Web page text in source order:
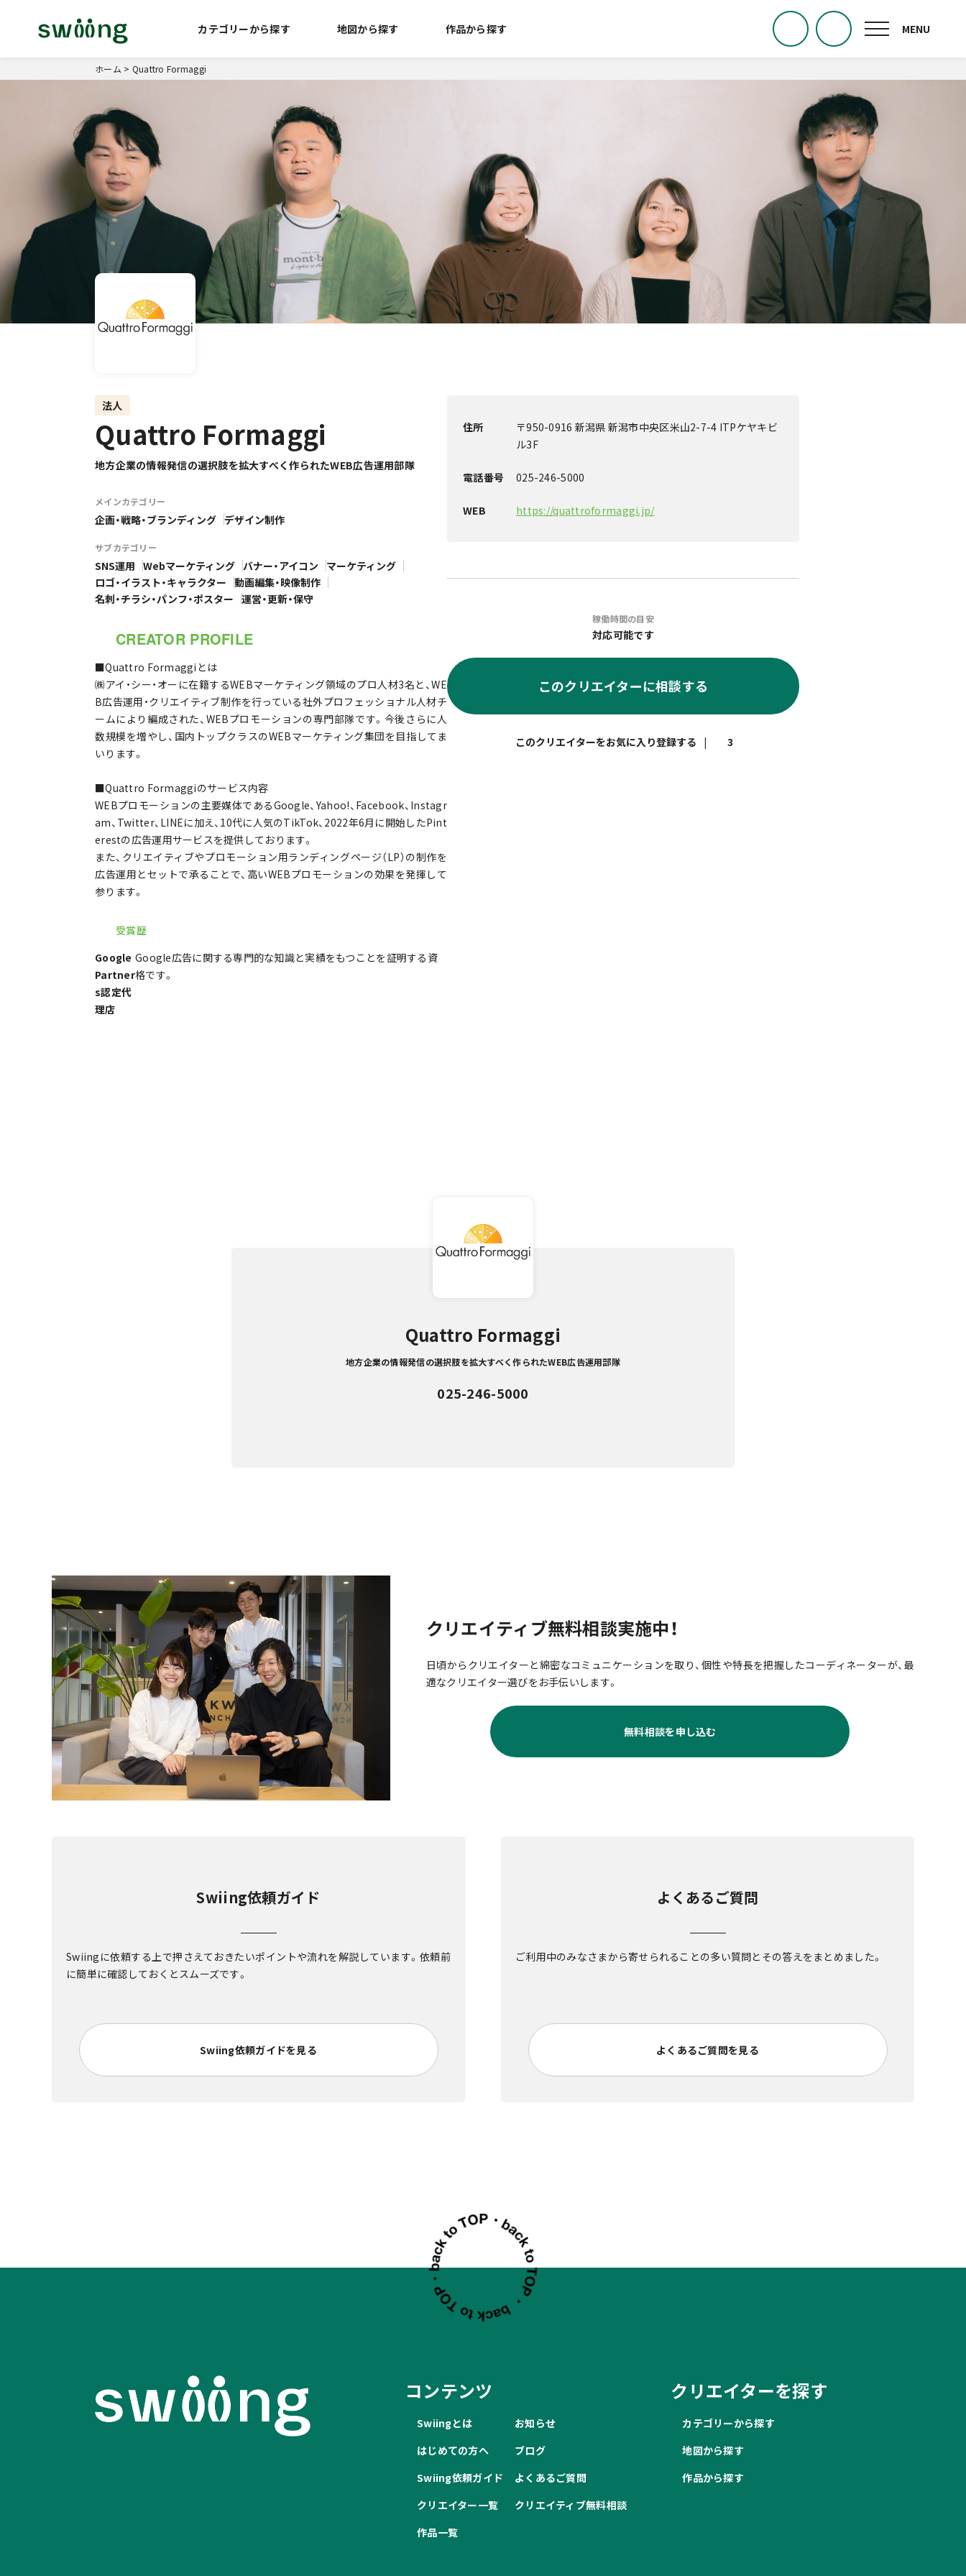
カテゴリーから探す 地図から探す 作品から探す
ホーム > Quattro Formaggi
法人
Quattro Formaggi
地方企業の情報発信の選択肢を拡大すべく作られたWEB広告運用部隊
メインカテゴリー
企画・戦略・ブランディング デザイン制作
サブカテゴリー
SNS運用 Webマーケティング バナー・アイコン
マーケティング
ロゴ・イラスト・キャラクター 動画編集・映像制作
名刺・チラシ・パンフ・ポスター 運営・更新・保守
CREATOR PROFILE
■Quattro Formaggiとは
㈱アイ・シー・オーに在籍するWEBマーケティング領域のプロ人材3名と、WE
B広告運用・クリエイティブ制作を行っている社外プロフェッショナル人材チ
ームにより編成された、WEBプロモーションの専門部隊です。今後さらに人
数規模を増やし、国内トップクラスのWEBマーケティング集団を目指してま
いります。
■Quattro Formaggiのサービス内容
WEBプロモーションの主要媒体であるGoogle、Yahoo!、Facebook、Instagr
am、Twitter、LINEに加え、10代に人気のTikTok、2022年6月に開始したPint
erestの広告運用サービスを提供しております。
また、クリエイティブやプロモーション用ランディングページ（LP）の制作を
広告運用とセットで承ることで、高いWEBプロモーションの効果を発揮して
参ります。
受賞歴
Google
Partner
s認定代
理店
Google広告に関する専門的な知識と実績をもつことを証明する資
格です。
住所
〒950-0916 新潟県 新潟市中央区米山2-7-4 ITPケヤキビ
ル3F
電話番号 025-246-5000
WEB https://quattroformaggi.jp/
稼働時間の目安
対応可能です
このクリエイターに相談する
| 3
Quattro Formaggi
地方企業の情報発信の選択肢を拡大すべく作られたWEB広告運用部隊
025-246-5000
クリエイティブ無料相談実施中！
日頃からクリエイターと綿密なコミュニケーションを取り、個性や特長を把握したコーディネーターが、最
適なクリエイター選びをお手伝いします。
無料相談を申し込む
Swiing依頼ガイド
Swiingに依頼する上で押さえておきたいポイントや流れを解説しています。依頼前
に簡単に確認しておくとスムーズです。
Swiing依頼ガイドを見る
よくあるご質問
ご利用中のみなさまから寄せられることの多い質問とその答えをまとめました。
よくあるご質問を見る
コンテンツ
Swiingとは
はじめての方へ
Swiing依頼ガイド
クリエイター一覧
作品一覧
お知らせ
ブログ
よくあるご質問
クリエイティブ無料相談
クリエイターを探す
カテゴリーから探す
地図から探す
作品から探す